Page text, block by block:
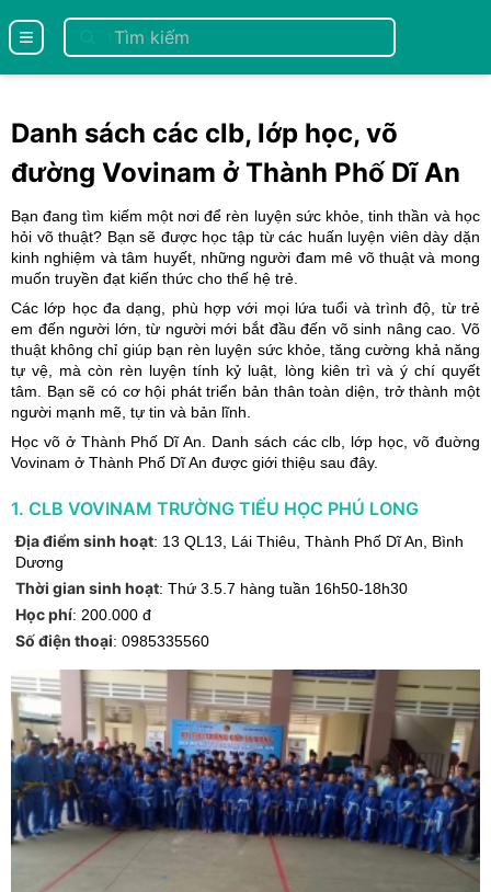
menu
Danh sách các clb, lớp học, võ
đường Vovinam ở Thành Phố Dĩ An
Bạn đang tìm kiếm một nơi để rèn luyện sức khỏe, tinh thần và học
hỏi võ thuật? Bạn sẽ được học tập từ các huấn luyện viên dày dặn
kinh nghiệm và tâm huyết, những người đam mê võ thuật và mong
muốn truyền đạt kiến thức cho thế hệ trẻ.
Các lớp học đa dạng, phù hợp với mọi lứa tuổi và trình độ, từ trẻ
em đến người lớn, từ người mới bắt đầu đến võ sinh nâng cao. Võ
thuật không chỉ giúp bạn rèn luyện sức khỏe, tăng cường khả năng
tự vệ, mà còn rèn luyện tính kỷ luật, lòng kiên trì và ý chí quyết
tâm. Bạn sẽ có cơ hội phát triển bản thân toàn diện, trở thành một
người mạnh mẽ, tự tin và bản lĩnh.
Học võ ở Thành Phố Dĩ An. Danh sách các clb, lớp học, võ đuờng
Vovinam ở Thành Phố Dĩ An được giới thiệu sau đây.
1. CLB VOVINAM TRƯỜNG TIỂU HỌC PHÚ LONG
Địa điểm sinh hoạt: 13 QL13, Lái Thiêu Thành Phố Dĩ An
Bình
Dương
Thời gian sinh hoạt: Thứ 3.5.7 hàng tuần 16h50-18h30
Học phí: 200.000 đ
Số điện thoại: 0985335560